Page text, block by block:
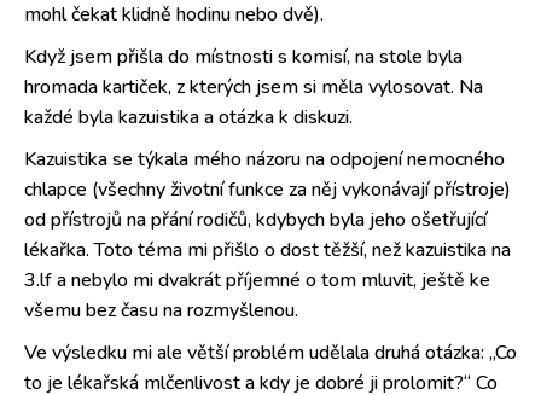
mohl čekat klidně hodinu nebo dvě).
Když jsem přišla do místnosti s komisí, na stole byla
hromada kartiček, z kterých jsem si měla vylosovat. Na
každé byla kazuistika a otázka k diskuzi.
Kazuistika se týkala mého názoru na odpojení nemocného
chlapce (všechny životní funkce za něj vykonávají přístroje)
od přístrojů na přání rodičů, kdybych byla jeho ošetřující
lékařka. Toto téma mi přišlo o dost těžší, než kazuistika na
3.lf a nebylo mi dvakrát příjemné o tom mluvit, ještě ke
všemu bez času na rozmyšlenou.
Ve výsledku mi ale větší problém udělala druhá otázka: „Co
to je lékařská mlčenlivost a kdy je dobré ji prolomit?“ Co